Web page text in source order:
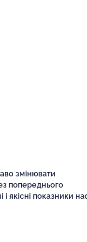
змінювати
попереднього
якісні показники